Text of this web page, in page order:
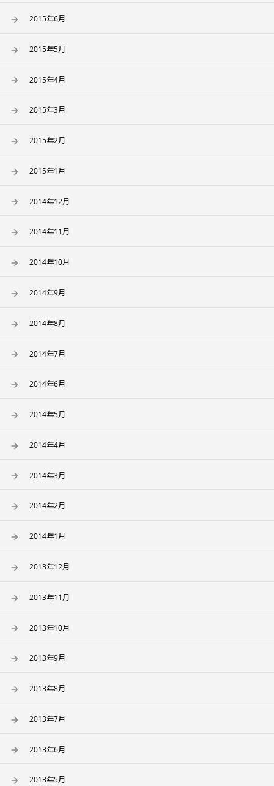
2015年6月
2015年5月
2015年4月
2015年3月
2015年2月
2015年1月
2014年12月
2014年11月
2014年10月
2014年9月
2014年8月
2014年7月
2014年6月
2014年5月
2014年4月
2014年3月
2014年2月
2014年1月
2013年12月
2013年11月
2013年10月
2013年9月
2013年8月
2013年7月
2013年6月
2013年5月